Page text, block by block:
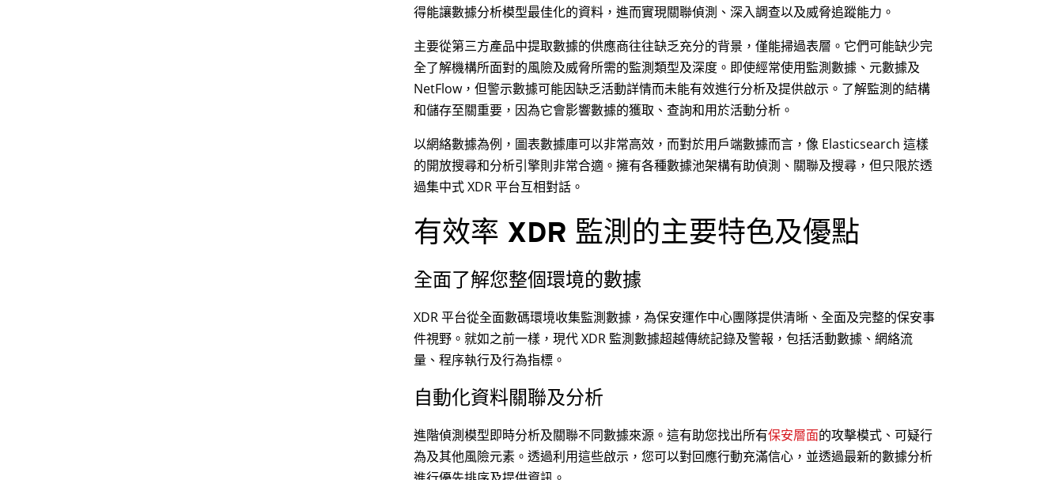
得能讓數據分析模型最佳化的資料，進而實現關聯偵測、深入調查以及威脅追蹤能力。
主要從第三方產品中提取數據的供應商往往缺乏充分的背景，僅能掃過表層。它們可能缺少完
全了解機構所面對的風險及威脅所需的監測類型及深度。即使經常使用監測數據、元數據及
NetFlow，但警示數據可能因缺乏活動詳情而未能有效進行分析及提供啟示。了解監測的結構
和儲存至關重要，因為它會影響數據的獲取、查詢和用於活動分析。
以網絡數據為例，圖表數據庫可以非常高效，而對於用戶端數據而言，像 Elasticsearch 這樣
的開放搜尋和分析引擎則非常合適。擁有各種數據池架構有助偵測、關聯及搜尋，但只限於透
過集中式 XDR 平台互相對話。
有效率 XDR 監測的主要特色及優點
全面了解您整個環境的數據
XDR 平台從全面數碼環境收集監測數據，為保安運作中心團隊提供清晰、全面及完整的保安事
件視野。就如之前一樣，現代 XDR 監測數據超越傳統記錄及警報，包括活動數據、網絡流
量、程序執行及行為指標。
自動化資料關聯及分析
進階偵測模型即時分析及關聯不同數據來源。這有助您找出所有保安層面的攻擊模式、可疑行
為及其他風險元素。透過利用這些啟示，您可以對回應行動充滿信心，並透過最新的數據分析